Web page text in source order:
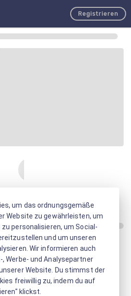
Registrieren
um das ordnungsgemäße
Website zu gewährleisten, um
zu personalisieren, um Social-
und um unseren
Wir informieren auch
Werbe- und Analysepartner
Website. Du stimmst der
freiwillig zu, indem du auf
klickst.